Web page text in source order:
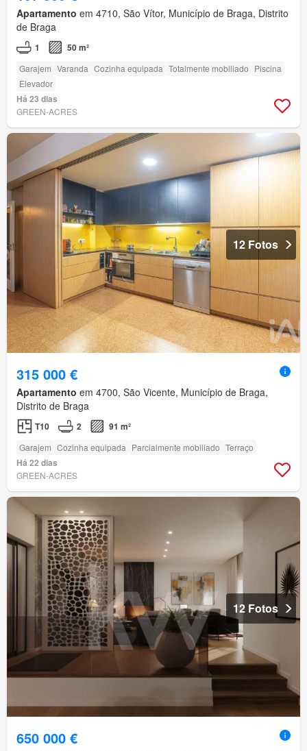
Apartamento em 4710, São Vítor, Município de Braga, Distrito
de Braga
1 50 m²
Garajem Varanda Cozinha equipada Totalmente mobiliado Piscina
Elevador
Há 23 dias
GREEN-ACRES
12 Fotos
315 000 €
Apartamento em 4700, São Vicente, Município de Braga,
Distrito de Braga
T10 2 91 m²
Garajem Cozinha equipada Parcialmente mobiliado Terraço
Há 22 dias
GREEN-ACRES
12 Fotos
650 000 €